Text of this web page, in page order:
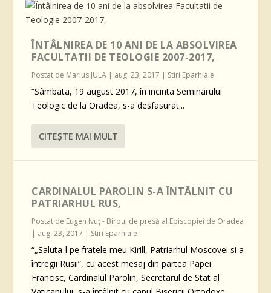
ÎNTÂLNIREA DE 10 ANI DE LA ABSOLVIREA
FACULTATII DE TEOLOGIE 2007-2017,
Postat de Marius JULA | aug. 23, 2017 | Stiri Eparhiale
“Sâmbata, 19 august 2017, în incinta Seminarului
Teologic de la Oradea, s-a desfasurat...
CITEŞTE MAI MULT
CARDINALUL PAROLIN S-A ÎNTÂLNIT CU
PATRIARHUL RUS,
Postat de Eugen Ivuţ - Biroul de presă al Episcopiei de Oradea
| aug. 23, 2017 | Stiri Eparhiale
“„Saluta-l pe fratele meu Kirill, Patriarhul Moscovei si a
întregii Rusii”, cu acest mesaj din partea Papei
Francisc, Cardinalul Parolin, Secretarul de Stat al